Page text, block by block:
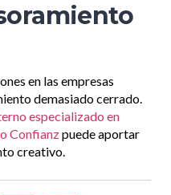
en las empresas
demasiado cerrado.
especializado en
Confianzpuede aportar
creativo.